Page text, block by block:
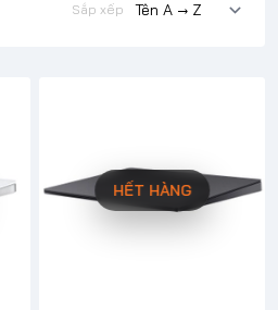
Sắp xếp
HẾT HÀNG